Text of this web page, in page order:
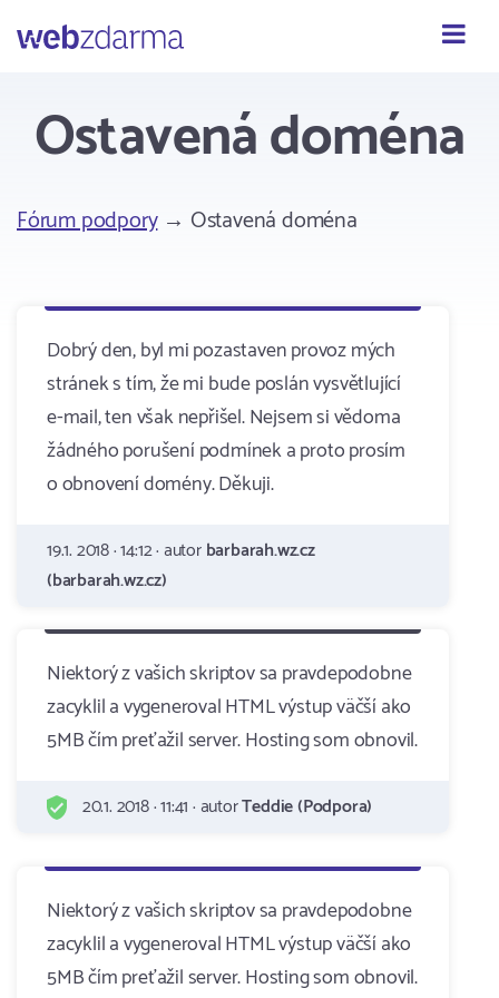
Webzdarma
Ostavená doména
Fórum podpory→ Ostavená doména
Dobrý den, byl mi pozastaven provoz mých
stránek s tím, že mi bude poslán vysvětlující
e-mail, ten však nepřišel. Nejsem si vědoma
žádného porušení podmínek a proto prosím
o obnovení domény. Děkuji.
19.1. 2018 · 14:12 · autorbarbarah.wz.cz
(barbarah.wz.cz)
Niektorý z vašich skriptov sa pravdepodobne
zacyklil a vygeneroval HTML výstup väčší ako
5MB čím preťažil server. Hosting som obnovil.
20.1. 2018 · 11:41 · autorTeddie (Podpora)
Niektorý z vašich skriptov sa pravdepodobne
zacyklil a vygeneroval HTML výstup väčší ako
5MB čím preťažil server. Hosting som obnovil.